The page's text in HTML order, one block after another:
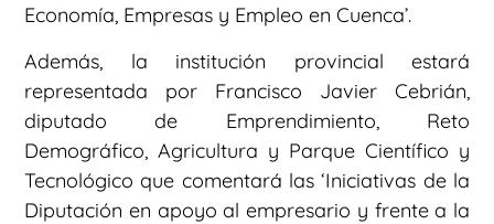
Economía, Empresas y Empleo en Cuenca’.
Además, la institución provincial estará
representada por Francisco Javier Cebrián,
diputado de Emprendimiento, Reto
Demográfico, Agricultura y Parque Científico y
Tecnológico que comentará las ‘Iniciativas de la
Diputación en apoyo al empresario y frente a la